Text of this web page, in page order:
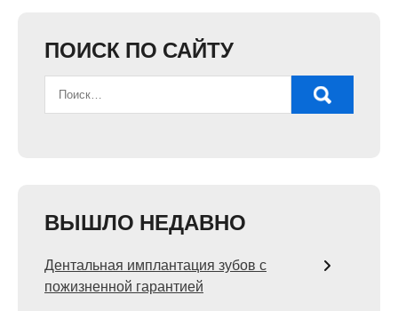
ПОИСК ПО САЙТУ
ВЫШЛО НЕДАВНО
Дентальная имплантация зубов с
пожизненной гарантией